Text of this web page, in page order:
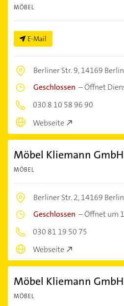
MÖBEL
E-Mail
Berliner Str. 9,14169 Berlin
Geschlossen –Öffnet
030 8 10 58 96 90
Webseite
Möbel Kliemann GmbH
MÖBEL
Berliner Str. 2,14169 Berlin
Geschlossen –Öffnet um
030 81 19 50 75
Webseite
Möbel Kliemann GmbH
MÖBEL